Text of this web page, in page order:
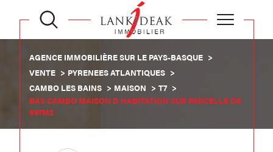
AGENCE IMMOBILIÈRE SUR LE PAYS-BASQUE
VENTE
PYRENEES ATLANTIQUES
CAMBO LES BAINS
MAISON
T7
BAS CAMBO MAISON D HABITATION SUR PARCELLE DE
697M2